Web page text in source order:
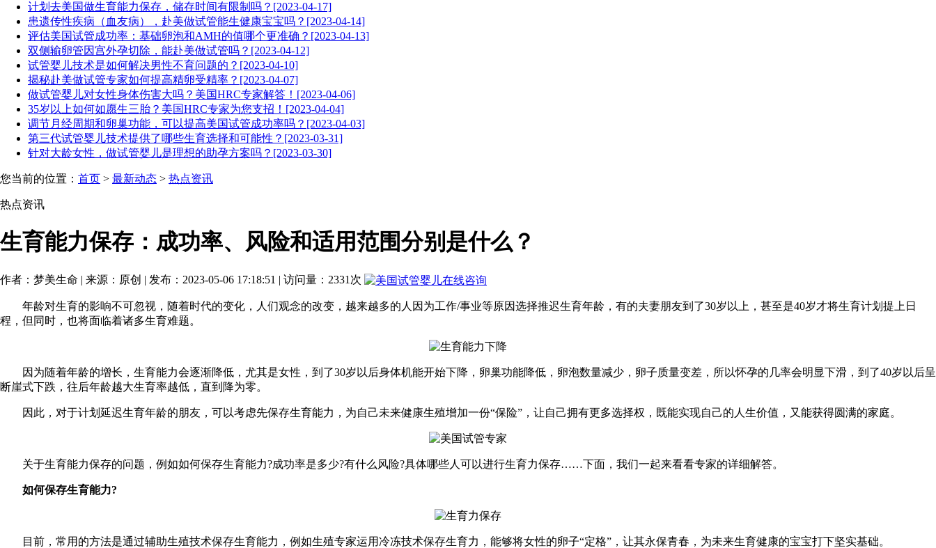
计划去美国做生育能力保存，储存时间有限制吗？[2023-04-17]
患遗传性疾病（血友病），赴美做试管能生健康宝宝吗？[2023-04-14]
评估美国试管成功率：基础卵泡和AMH的值哪个更准确？[2023-04-13]
双侧输卵管因宫外孕切除，能赴美做试管吗？[2023-04-12]
试管婴儿技术是如何解决男性不育问题的？[2023-04-10]
揭秘赴美做试管专家如何提高精卵受精率？[2023-04-07]
做试管婴儿对女性身体伤害大吗？美国HRC专家解答！[2023-04-06]
35岁以上如何如愿生三胎？美国HRC专家为您支招！[2023-04-04]
调节月经周期和卵巢功能，可以提高美国试管成功率吗？[2023-04-03]
第三代试管婴儿技术提供了哪些生育选择和可能性？[2023-03-31]
针对大龄女性，做试管婴儿是理想的助孕方案吗？[2023-03-30]
您当前的位置： 首页 > 最新动态 > 热点资讯
热点资讯
生育能力保存：成功率、风险和适用范围分别是什么？
作者：梦美生命 | 来源：原创 | 发布：2023-05-06 17:18:51 | 访问量：2331次
年龄对生育的影响不可忽视，随着时代的变化，人们观念的改变，越来越多的人因为工作/事业等原因选择推迟生育年龄，有的夫妻朋友到了30岁以上，甚至是40岁才将生育计划提上日
程，但同时，也将面临着诸多生育难题。
因为随着年龄的增长，生育能力会逐渐降低，尤其是女性，到了30岁以后身体机能开始下降，卵巢功能降低，卵泡数量减少，卵子质量变差，所以怀孕的几率会明显下滑，到了40岁以后呈
断崖式下跌，往后年龄越大生育率越低，直到降为零。
因此，对于计划延迟生育年龄的朋友，可以考虑先保存生育能力，为自己未来健康生殖增加一份“保险”，让自己拥有更多选择权，既能实现自己的人生价值，又能获得圆满的家庭。
关于生育能力保存的问题，例如如何保存生育能力?成功率是多少?有什么风险?具体哪些人可以进行生育力保存……下面，我们一起来看看专家的详细解答。
如何保存生育能力?
目前，常用的方法是通过辅助生殖技术保存生育能力，例如生殖专家运用冷冻技术保存生育力，能够将女性的卵子“定格”，让其永保青春，为未来生育健康的宝宝打下坚实基础。